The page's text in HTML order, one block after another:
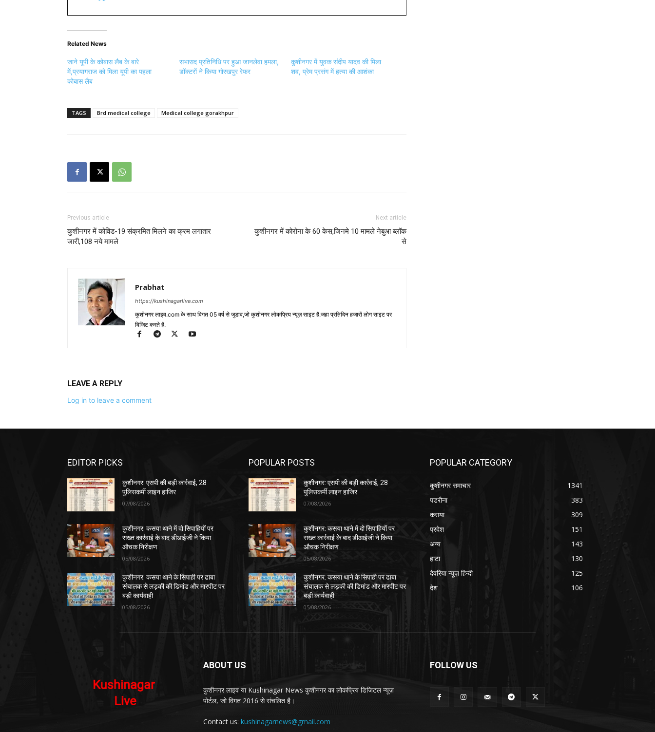
Related News
जाने यूपी के कोबास लैब के बारे
में,प्रयागराज को मिला यूपी का पहला
कोबास लैब
सभासद प्रतिनिधि पर हुआ जानलेवा हमला,
डॉक्टरों ने किया गोरखपुर रेफर
कुशीनगर में युवक संदीप यादव की मिला
शव, प्रेम प्रसंग में हत्या की आशंका
TAGS Brd medical college Medical college gorakhpur
Previous article
कुशीनगर में कोविड-19 संक्रमित मिलने का क्रम लगातार
जारी,108 नये मामले
Next article
कुशीनगर में कोरोना के 60 केस,जिनमे 10 मामले नेबुआ ब्लॉक
से
Prabhat
https://kushinagarlive.com
कुशीनगर लाइव.com के साथ विगत 05 वर्ष से जुडाव,जो कुशीनगर लोकप्रिय न्यूज़ साइट है.जहा प्रतिदिन हजारों लोग साइट पर
विजिट करते है.
LEAVE A REPLY
Log in to leave a comment
EDITOR PICKS
कुशीनगर: एसपी की बड़ी कार्रवाई, 28
पुलिसकर्मी लाइन हाजिर
07/08/2026
कुशीनगर: कसया थाने में दो सिपाहियों पर
सख्त कार्रवाई के बाद डीआईजी ने किया
औचक निरीक्षण
05/08/2026
कुशीनगर: कसया थाने के सिपाही पर ढाबा
संचालक से लड़की की डिमांड और मारपीट पर
बड़ी कार्यवाही
05/08/2026
POPULAR POSTS
कुशीनगर: एसपी की बड़ी कार्रवाई, 28
पुलिसकर्मी लाइन हाजिर
07/08/2026
कुशीनगर: कसया थाने में दो सिपाहियों पर
सख्त कार्रवाई के बाद डीआईजी ने किया
औचक निरीक्षण
05/08/2026
कुशीनगर: कसया थाने के सिपाही पर ढाबा
संचालक से लड़की की डिमांड और मारपीट पर
बड़ी कार्यवाही
05/08/2026
POPULAR CATEGORY
कुशीनगर समाचार
1341
पडरौना
383
कसया
309
प्रदेश
151
अन्य
143
हाटा
130
देवरिया न्यूज़ हिन्दी
125
देश
106
ABOUT US
कुशीनगर लाइव या Kushinagar News कुशीनगर का लोकप्रिय डिजिटल न्यूज़
पोर्टल, जो विगत 2016 से संचलित है।
Contact us: kushinagarnews@gmail.com
FOLLOW US